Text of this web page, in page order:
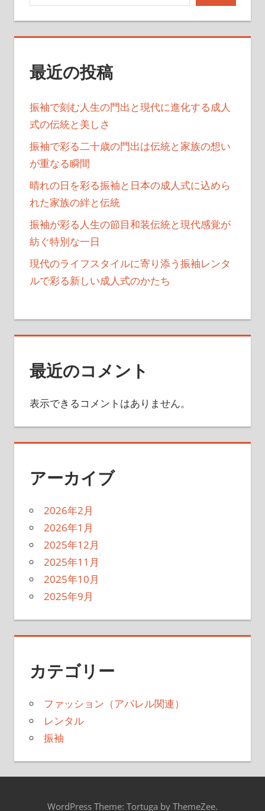
ョ
ン
最近の投稿
振袖で刻む人生の門出と現代に進化する成人
式の伝統と美しさ
振袖で彩る二十歳の門出は伝統と家族の想い
が重なる瞬間
晴れの日を彩る振袖と日本の成人式に込めら
れた家族の絆と伝統
振袖が彩る人生の節目和装伝統と現代感覚が
紡ぐ特別な一日
現代のライフスタイルに寄り添う振袖レンタ
ルで彩る新しい成人式のかたち
最近のコメント
表示できるコメントはありません。
アーカイブ
2026年2月
2026年1月
2025年12月
2025年11月
2025年10月
2025年9月
カテゴリー
ファッション（アパレル関連）
レンタル
振袖
WordPress Theme: Tortuga by ThemeZee.